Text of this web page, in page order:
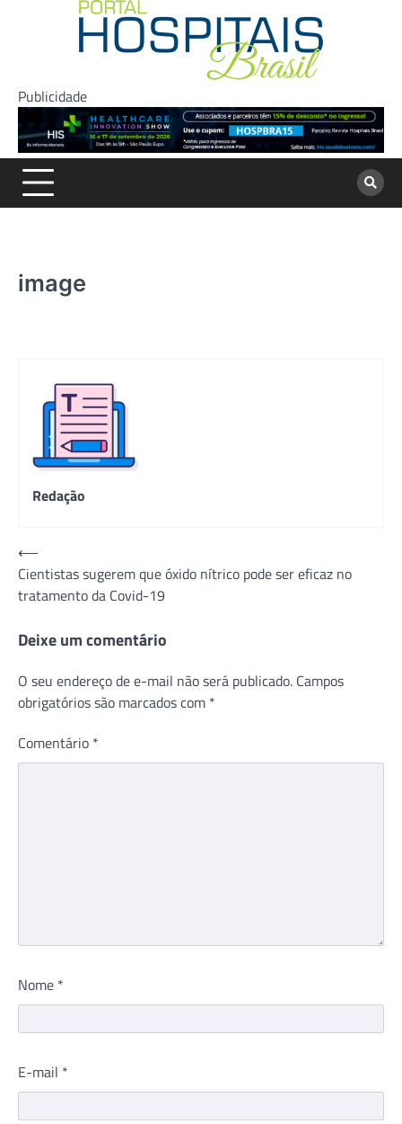
Publicidade
image
Redação
Navegação
de
Post
⟵
Cientistas sugerem que óxido nítrico pode ser eficaz no
tratamento da Covid-19
Deixe um comentário
O seu endereço de e-mail não será publicado. Campos
obrigatórios são marcados com *
Comentário *
Nome *
E-mail *